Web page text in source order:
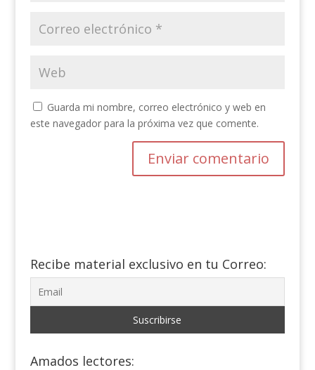
Guarda mi nombre, correo electrónico y web en
este navegador para la próxima vez que comente.
Recibe material exclusivo en tu Correo:
Amados lectores: